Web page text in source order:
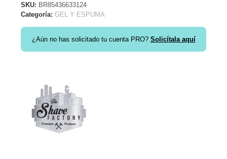
SKU: BR85436633124
Categoría:GEL Y ESPUMA
¿Aún no has solicitado tu cuenta PRO? Solicítala aquí